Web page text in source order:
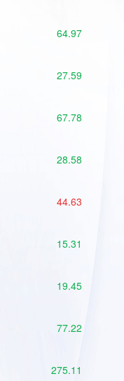
64.97
27.59
67.78
28.58
44.63
15.31
19.45
77.22
275.11